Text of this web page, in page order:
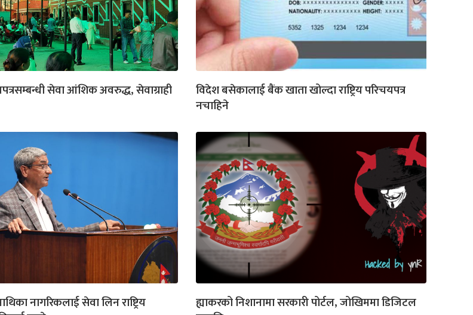
सेवा आंशिक अवरुद्ध, सेवाग्राही
विदेश बसेकालाई बैंक खाता खोल्दा राष्ट्रिय परिचयपत्र
नचाहिने
नागरिकलाई सेवा लिन राष्ट्रिय
ह्याकरको निशानामा सरकारी पोर्टल, जोखिममा डिजिटल